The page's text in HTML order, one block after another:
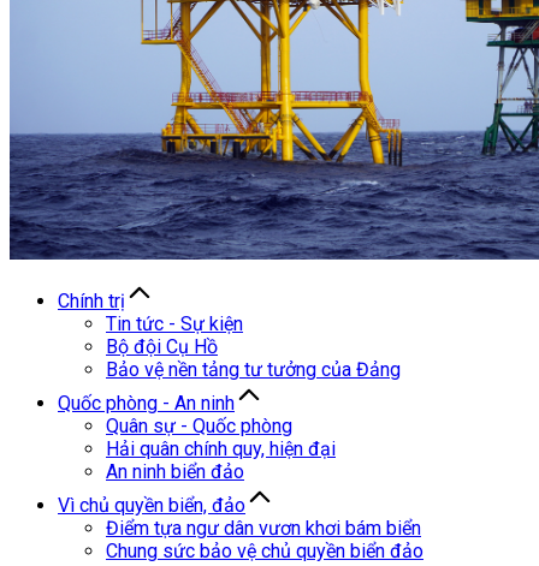
Chính trị
Tin tức - Sự kiện
Bộ đội Cụ Hồ
Bảo vệ nền tảng tư tưởng của Đảng
Quốc phòng - An ninh
Quân sự - Quốc phòng
Hải quân chính quy, hiện đại
An ninh biển đảo
Vì chủ quyền biển, đảo
Điểm tựa ngư dân vươn khơi bám biển
Chung sức bảo vệ chủ quyền biển đảo